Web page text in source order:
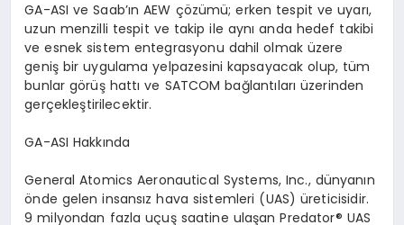
GA-ASI ve Saab’ın AEW çözümü; erken tespit ve uyarı,
uzun menzilli tespit ve takip ile aynı anda hedef takibi
ve esnek sistem entegrasyonu dahil olmak üzere
geniş bir uygulama yelpazesini kapsayacak olup, tüm
bunlar görüş hattı ve SATCOM bağlantıları üzerinden
gerçekleştirilecektir.
GA-ASI Hakkında
General Atomics Aeronautical Systems, Inc., dünyanın
önde gelen insansız hava sistemleri (UAS) üreticisidir.
9 milyondan fazla uçuş saatine ulaşan Predator® UAS